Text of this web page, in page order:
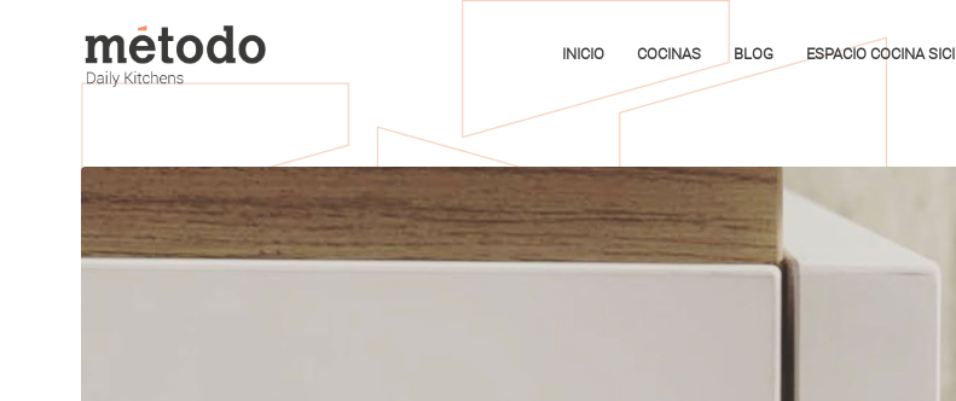
INICIO COCINAS BLOG ESPACIO COCINA SICI